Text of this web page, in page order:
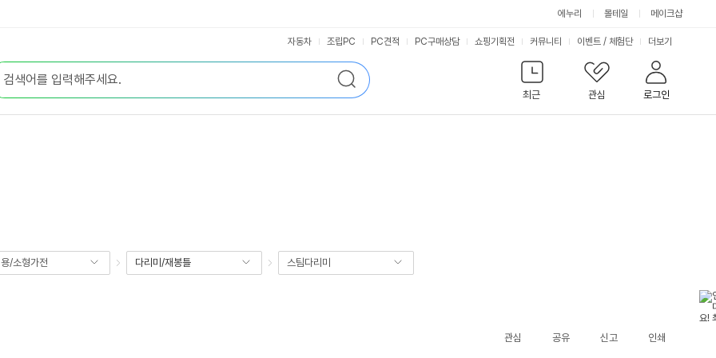
에누리 몰테일 메이크샵
검
색
최근
관심 로그인
자동차 조립PC PC견적 PC구매상담 쇼핑기획전 커뮤니티 이벤트 / 체험단 서
비
스
더보기
/소형가전 다리미/재봉틀 스팀다리미
관심 공유 신고 인쇄